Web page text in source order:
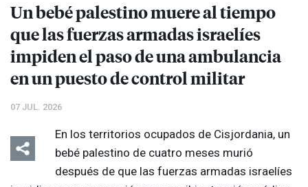
Un bebé palestino muere al tiempo
que las fuerzas armadas israelíes
impiden el paso de una ambulancia
en un puesto de control militar
07 JUL. 2026
En los territorios ocupados de Cisjordania, un
bebé palestino de cuatro meses murió
después de que las fuerzas armadas israelíes